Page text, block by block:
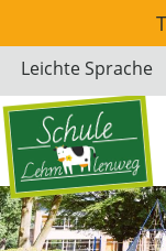
zum
Inhalt
springen
Leichte Sprache